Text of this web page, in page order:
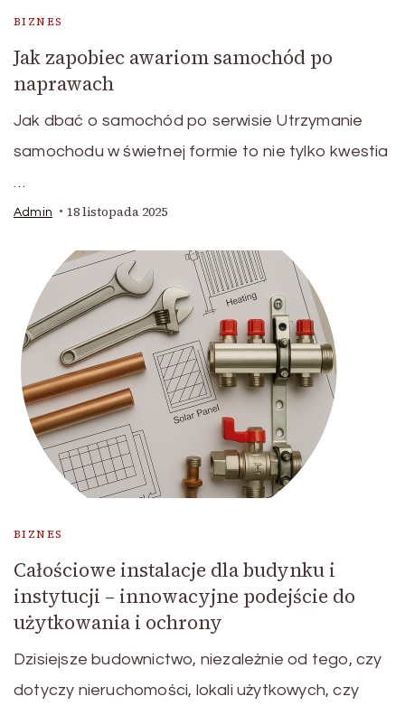
BIZNES
Jak zapobiec awariom samochód po
naprawach
Jak dbać o samochód po serwisie Utrzymanie
samochodu w świetnej formie to nie tylko kwestia
…
Admin 18 listopada 2025
BIZNES
Całościowe instalacje dla budynku i
instytucji – innowacyjne podejście do
użytkowania i ochrony
Dzisiejsze budownictwo, niezależnie od tego, czy
dotyczy nieruchomości, lokali użytkowych, czy